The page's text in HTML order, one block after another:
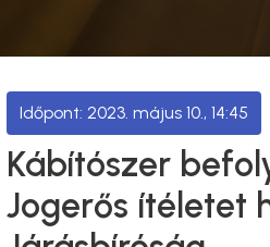
2023. május 10., 14:45
Kábítószer
Jogerős ítéletet